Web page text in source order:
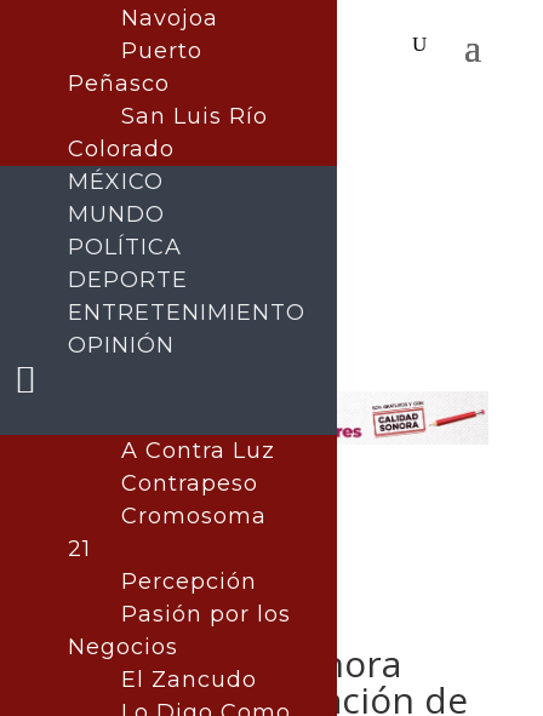
Gobierno de Sonora
impulsa capacitación de
Navojoa
Puerto
Peñasco
San Luis Río
Colorado
MÉXICO
MUNDO
POLÍTICA
DEPORTE
ENTRETENIMIENTO
OPINIÓN
A Contra Luz
Contrapeso
Cromosoma
21
Percepción
Pasión por los
Negocios
El Zancudo